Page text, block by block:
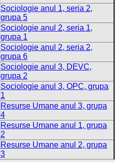
Sociologie anul 1, seria 2,
grupa 5
Sociologie anul 2, seria 1,
grupa 1
Sociologie anul 2, seria 2,
grupa 6
Sociologie anul 3, DEVC,
grupa 2
Sociologie anul 3, OPC, grupa
1
Resurse Umane anul 3, grupa
4
Resurse Umane anul 1, grupa
2
Resurse Umane anul 2, grupa
3